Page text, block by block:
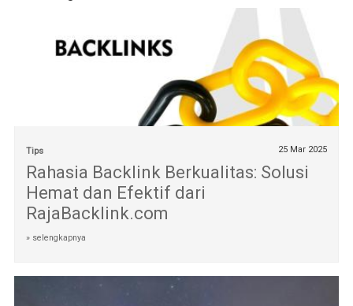
Tips 25 Mar 2025
Rahasia Backlink Berkualitas: Solusi
Hemat dan Efektif dari
RajaBacklink.com
» selengkapnya